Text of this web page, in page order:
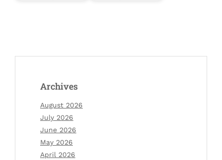
Archives
August 2026
July 2026
June 2026
May 2026
April 2026